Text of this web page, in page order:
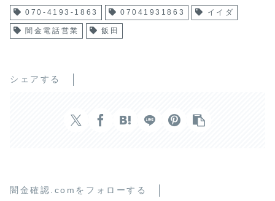
070-4193-1863 07041931863 イイダ
闇金電話営業 飯田
シェアする
闇金確認.comをフォローする